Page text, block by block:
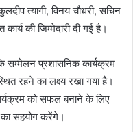
त्यागी, विनय चौधरी, सचिन
की जिम्मेदारी दी गई है।
सम्मेलन प्रशासनिक कार्यक्रम
रहने का लक्ष्य रखा गया है।
को सफल बनाने के लिए
का सहयोग करेंगे।